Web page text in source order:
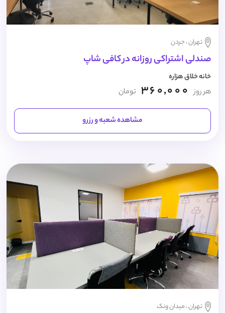
تهران ، جردن
صندلی اشتراکی روزانه در کافی شاپ
خانه خلاق هزاره
هر روز 360,000 تومان
مشاهده شعبه و رزرو
تهران ، میدان ونک